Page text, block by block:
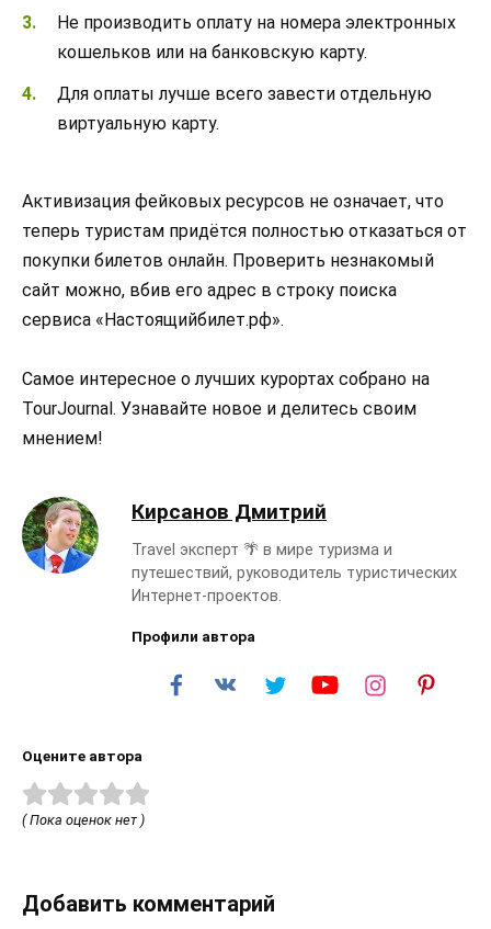
Не производить оплату на номера электронных
кошельков или на банковскую карту.
Для оплаты лучше всего завести отдельную
виртуальную карту.
Активизация фейковых ресурсов не означает, что
теперь туристам придётся полностью отказаться от
покупки билетов онлайн. Проверить незнакомый
сайт можно, вбив его адрес в строку поиска
сервиса «Настоящийбилет.рф».
Самое интересное о лучших курортах собрано на
TourJournal. Узнавайте новое и делитесь своим
мнением!
Кирсанов Дмитрий
Travel эксперт 🌴 в мире туризма и
путешествий, руководитель туристических
Интернет-проектов.
Профили автора
Оцените автора
( Пока оценок нет )
Добавить комментарий